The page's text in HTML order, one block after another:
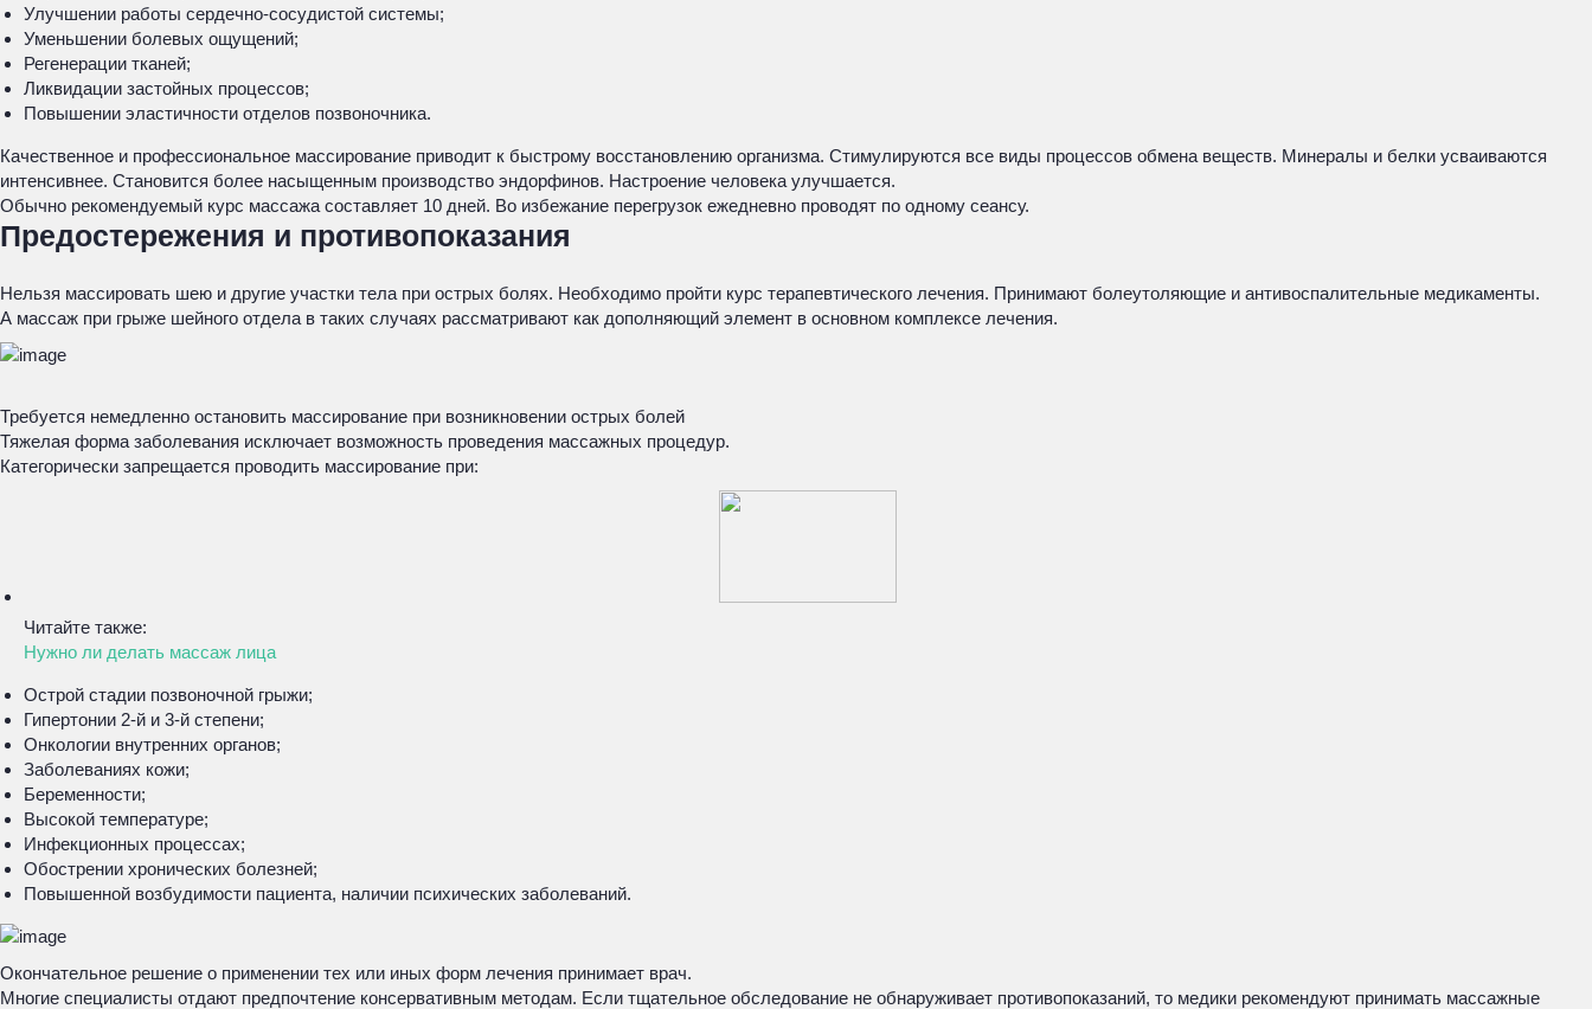
Улучшении работы сердечно-сосудистой системы;
Уменьшении болевых ощущений;
Регенерации тканей;
Ликвидации застойных процессов;
Повышении эластичности отделов позвоночника.
Качественное и профессиональное массирование приводит к быстрому восстановлению организма. Стимулируются все виды процессов обмена веществ. Минералы и белки усваиваются
интенсивнее. Становится более насыщенным производство эндорфинов. Настроение человека улучшается.
Обычно рекомендуемый курс массажа составляет 10 дней. Во избежание перегрузок ежедневно проводят по одному сеансу.
Предостережения и противопоказания
Нельзя массировать шею и другие участки тела при острых болях. Необходимо пройти курс терапевтического лечения. Принимают болеутоляющие и антивоспалительные медикаменты.
А массаж при грыже шейного отдела в таких случаях рассматривают как дополняющий элемент в основном комплексе лечения.
Требуется немедленно остановить массирование при возникновении острых болей
Тяжелая форма заболевания исключает возможность проведения массажных процедур.
Категорически запрещается проводить массирование при:
Читайте также:
Нужно ли делать массаж лица
Острой стадии позвоночной грыжи;
Гипертонии 2-й и 3-й степени;
Онкологии внутренних органов;
Заболеваниях кожи;
Беременности;
Высокой температуре;
Инфекционных процессах;
Обострении хронических болезней;
Повышенной возбудимости пациента, наличии психических заболеваний.
Окончательное решение о применении тех или иных форм лечения принимает врач.
Многие специалисты отдают предпочтение консервативным методам. Если тщательное обследование не обнаруживает противопоказаний, то медики рекомендуют принимать массажные